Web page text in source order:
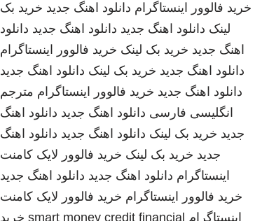
خرید فالوور اینستاگرام دانلود اهنگ جدید خرید بک
لینک دانلود اهنگ جدید دانلود اهنگ جدید دانلود
اهنگ جدید خرید بک لینک خرید فالوور اینستاگرام
دانلود اهنگ جدید خرید بک لینک دانلود اهنگ جدید
دانلود اهنگ جدید خرید فالوور اینستاگرام مترجم
انگلیسی فارسی دانلود اهنگ جدید دانلود اهنگ
جدید خرید بک لینک دانلود اهنگ جدید دانلود اهنگ
جدید خرید بک لینک خرید فالوور لایک کامنت
اینستاگرام دانلود اهنگ جدید دانلود اهنگ جدید
خرید فالوور اینستاگرام خرید فالوور لایک کامنت
اینستاگرام smart money credit financial خرید